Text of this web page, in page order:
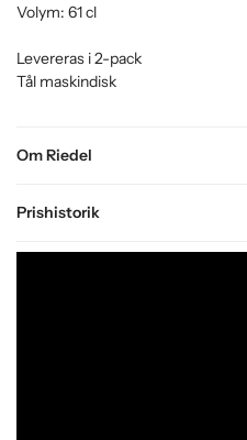
Om Riedel
Prishistorik
Volym: 61 cl
Levereras i 2-pack
Tål maskindisk